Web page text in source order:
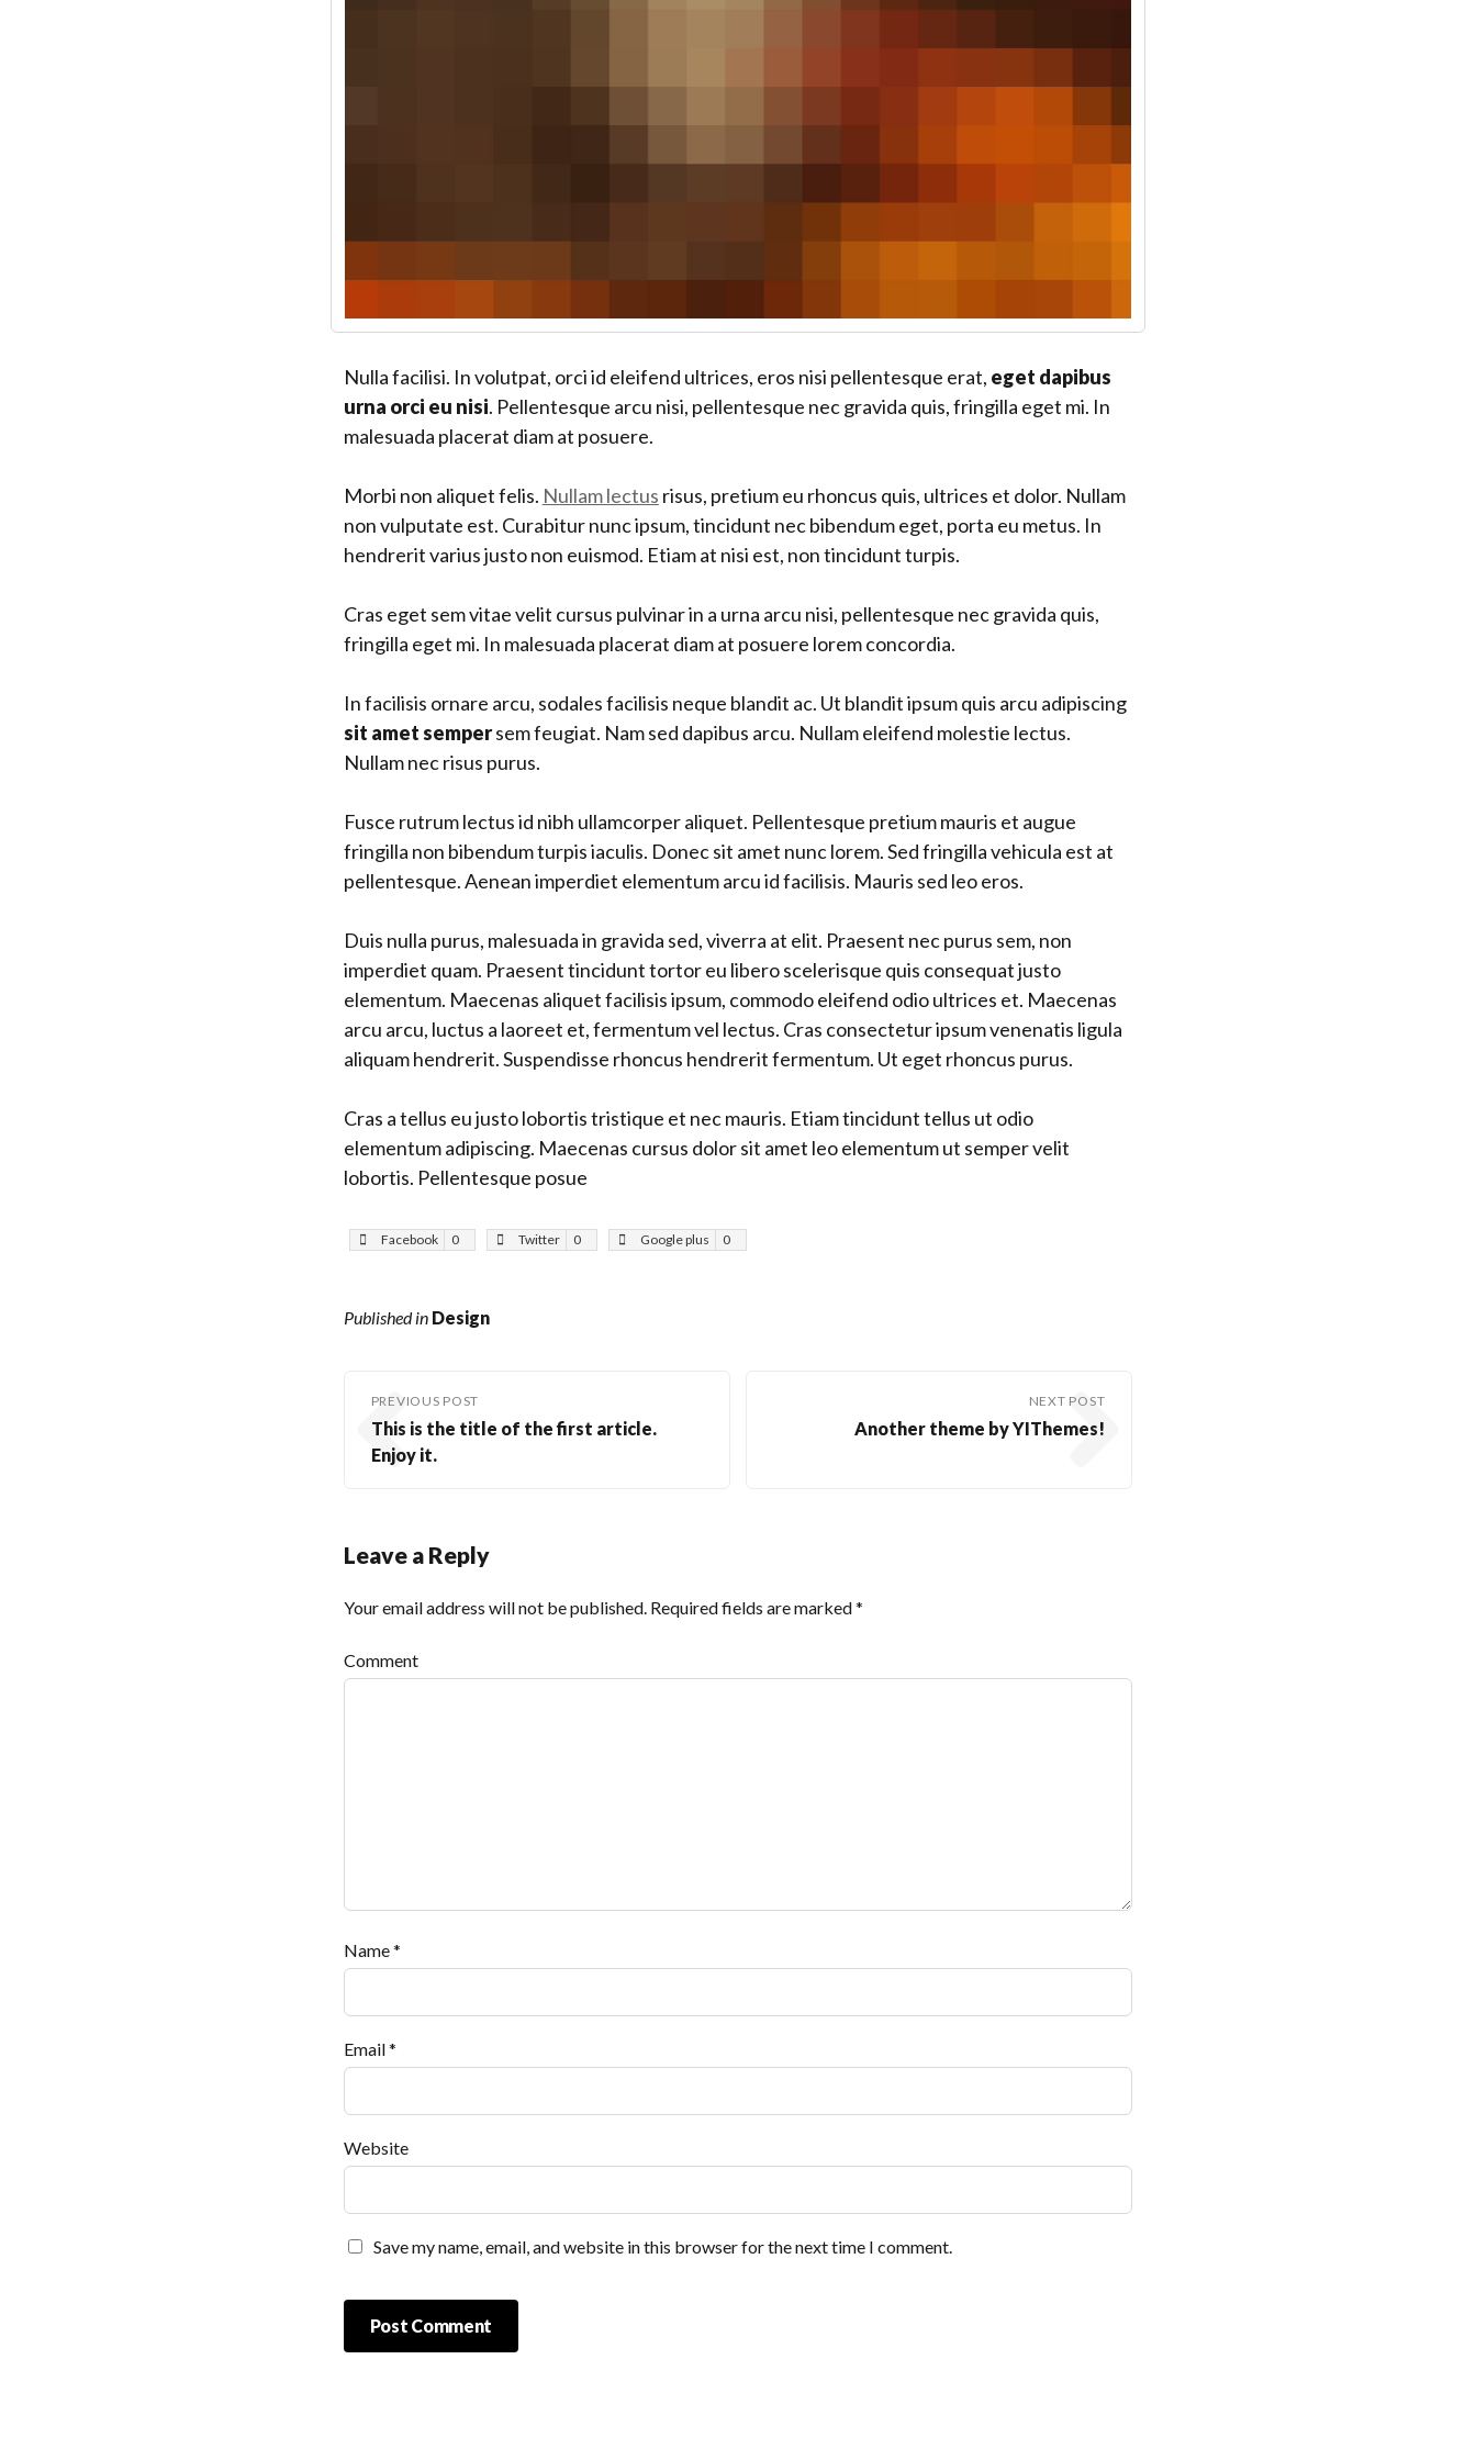
Nulla facilisi. In volutpat, orci id eleifend ultrices, eros nisi pellentesque erat, eget dapibus
urna orci eu nisi. Pellentesque arcu nisi, pellentesque nec gravida quis, fringilla eget mi. In
malesuada placerat diam at posuere.
Morbi non aliquet felis. Nullam lectus risus, pretium eu rhoncus quis, ultrices et dolor. Nullam
non vulputate est. Curabitur nunc ipsum, tincidunt nec bibendum eget, porta eu metus. In
hendrerit varius justo non euismod. Etiam at nisi est, non tincidunt turpis.
Cras eget sem vitae velit cursus pulvinar in a urna arcu nisi, pellentesque nec gravida quis,
fringilla eget mi. In malesuada placerat diam at posuere lorem concordia.
In facilisis ornare arcu, sodales facilisis neque blandit ac. Ut blandit ipsum quis arcu adipiscing
sit amet sempersem feugiat. Nam sed dapibus arcu. Nullam eleifend molestie lectus.
Nullam nec risus purus.
Fusce rutrum lectus id nibh ullamcorper aliquet. Pellentesque pretium mauris et augue
fringilla non bibendum turpis iaculis. Donec sit amet nunc lorem. Sed fringilla vehicula est at
pellentesque. Aenean imperdiet elementum arcu id facilisis. Mauris sed leo eros.
Duis nulla purus, malesuada in gravida sed, viverra at elit. Praesent nec purus sem, non
imperdiet quam. Praesent tincidunt tortor eu libero scelerisque quis consequat justo
elementum. Maecenas aliquet facilisis ipsum, commodo eleifend odio ultrices et. Maecenas
arcu arcu, luctus a laoreet et, fermentum vel lectus. Cras consectetur ipsum venenatis ligula
aliquam hendrerit. Suspendisse rhoncus hendrerit fermentum. Ut eget rhoncus purus.
Cras a tellus eu justo lobortis tristique et nec mauris. Etiam tincidunt tellus ut odio
elementum adipiscing. Maecenas cursus dolor sit amet leo elementum ut semper velit
lobortis. Pellentesque posue
Facebook 0 Twitter 0 Google plus 0
Published in Design
PREVIOUS POST
This is the title of the first article.
Enjoy it.
NEXT POST
Another theme by YIThemes!
Leave a Reply
Your email address will not be published.Required fields are marked*
Comment
Name*
Email*
Website
Save my name, email, and website in this browser for the next time I comment.